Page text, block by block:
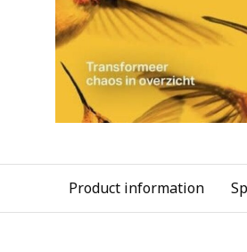
Product information